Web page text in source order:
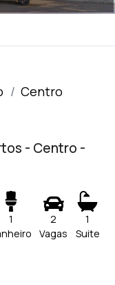
Centro
- Centro -
1
2
Vagas
1
Suite